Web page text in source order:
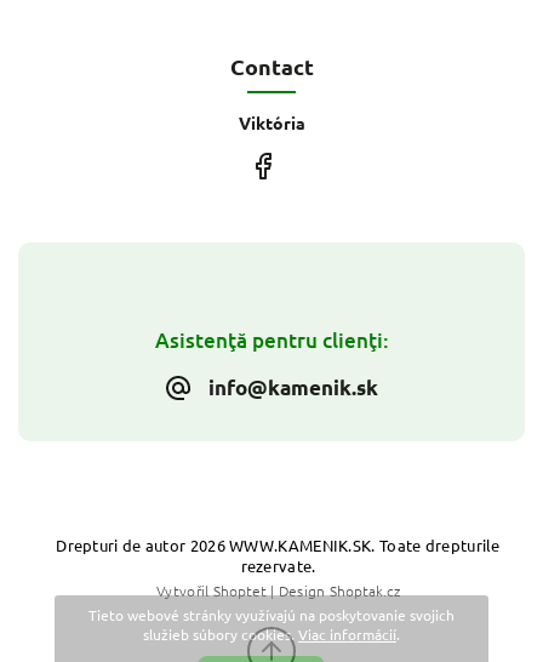
Tieto webové stránky využívajú na poskytovanie svojich
služieb súbory cookies. Viac informácií.
Asistenţă pentru clienţi:
info@kamenik.sk
Contact
Viktória
Drepturi de autor 2026WWW.KAMENIK.SK. Toate drepturile
rezervate.
VytvořilShoptet| DesignShoptak.cz